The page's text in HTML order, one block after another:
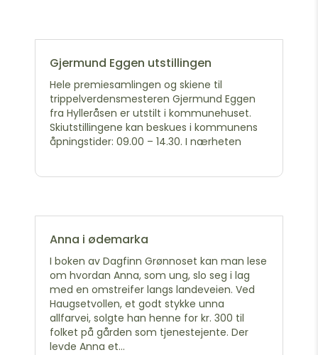
Gjermund Eggen utstillingen
Hele premiesamlingen og skiene til
trippelverdensmesteren Gjermund Eggen
fra Hylleråsen er utstilt i kommunehuset.
Skiutstillingene kan beskues i kommunens
åpningstider: 09.00 – 14.30. I nærheten
Anna i ødemarka
I boken av Dagfinn Grønnoset kan man lese
om hvordan Anna, som ung, slo seg i lag
med en omstreifer langs landeveien. Ved
Haugsetvollen, et godt stykke unna
allfarvei, solgte han henne for kr. 300 til
folket på gården som tjenestejente. Der
levde Anna et...